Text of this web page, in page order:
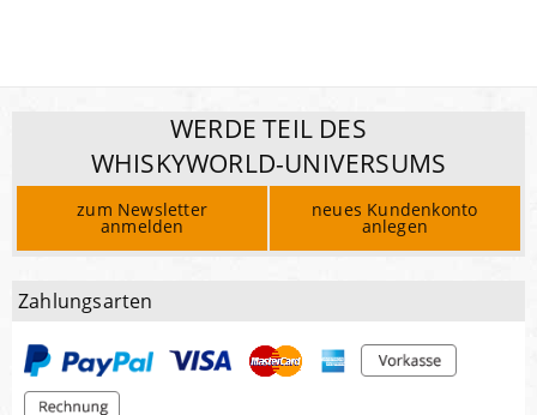
WERDE TEIL DES
WHISKYWORLD-UNIVERSUMS
zum Newsletter
anmelden
neues Kundenkonto
anlegen
Zahlungsarten